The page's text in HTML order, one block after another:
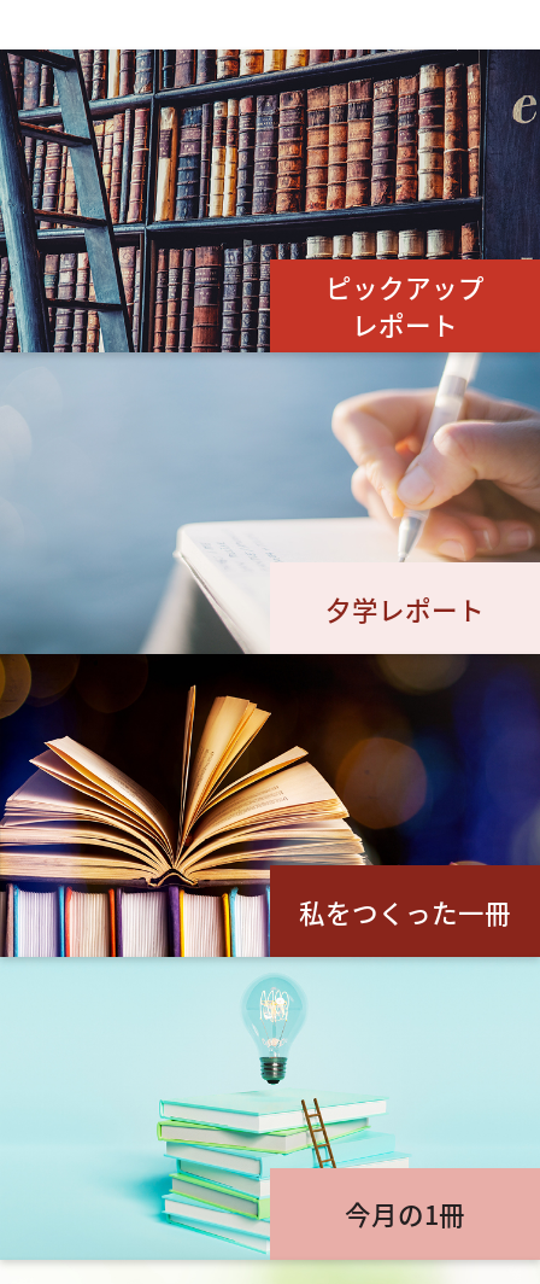
ピックアップ
レポート
夕学レポート
私をつくった一冊
今月の1冊